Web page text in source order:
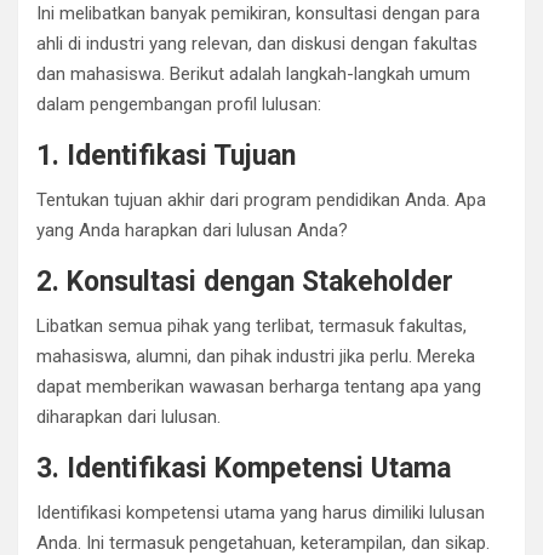
Ini melibatkan banyak pemikiran, konsultasi dengan para
ahli di industri yang relevan, dan diskusi dengan fakultas
dan mahasiswa. Berikut adalah langkah-langkah umum
dalam pengembangan profil lulusan:
1. Identifikasi Tujuan
Tentukan tujuan akhir dari program pendidikan Anda. Apa
yang Anda harapkan dari lulusan Anda?
2. Konsultasi dengan Stakeholder
Libatkan semua pihak yang terlibat, termasuk fakultas,
mahasiswa, alumni, dan pihak industri jika perlu. Mereka
dapat memberikan wawasan berharga tentang apa yang
diharapkan dari lulusan.
3. Identifikasi Kompetensi Utama
Identifikasi kompetensi utama yang harus dimiliki lulusan
Anda. Ini termasuk pengetahuan, keterampilan, dan sikap.